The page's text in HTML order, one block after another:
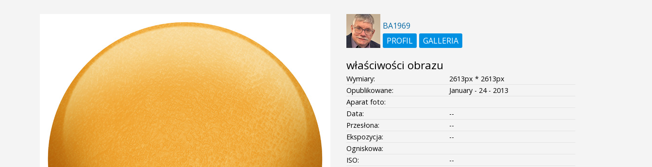
BA1969
PROFIL
GALLERIA
właściwości obrazu
Wymiary:
2613px * 2613px
Opublikowane:
January - 24 - 2013
Aparat foto:
Data:
--
Przesłona:
--
Ekspozycja:
--
Ogniskowa:
ISO:
--